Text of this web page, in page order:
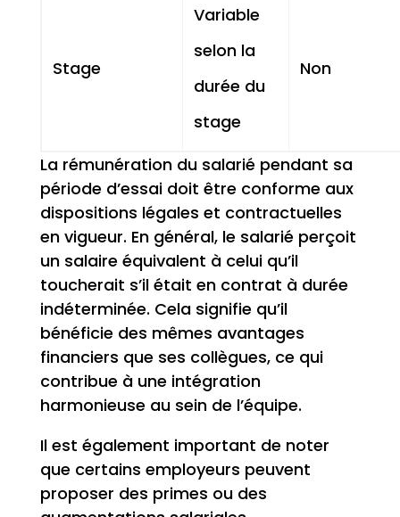
Stage
Variable
selon la
durée du
stage
Non
La rémunération du salarié pendant sa
période d’essai doit être conforme aux
dispositions légales et contractuelles
en vigueur. En général, le salarié perçoit
un salaire équivalent à celui qu’il
toucherait s’il était en contrat à durée
indéterminée. Cela signifie qu’il
bénéficie des mêmes avantages
financiers que ses collègues, ce qui
contribue à une intégration
harmonieuse au sein de l’équipe.
Il est également important de noter
que certains employeurs peuvent
proposer des primes ou des